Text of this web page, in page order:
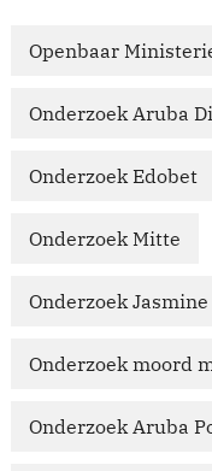
Openbaar
Onderzoek Aruba
Onderzoek Edobet
Onderzoek Mitte
Onderzoek Jasmine
Onderzoek moord
Onderzoek Aruba